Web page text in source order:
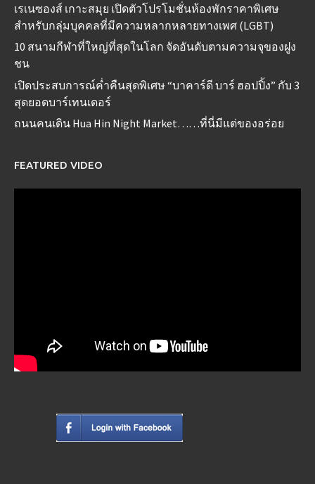
เรเนซองส์ เกาะสมุย เปิดตัวโปรโมชั่นห้องพักราคาพิเศษ
สำหรับกลุ่มบุคคลที่มีความหลากหลายทางเพศ (LGBT)
10 สนามกีฬาที่ใหญ่ที่สุดในโลก จัดอันดับตามความจุของฝูง
ชน
เปิดประสบการณ์ค่ำคืนสุดพิเศษ “บาคาร์ดี บาร์ ฮอปปิ้ง” กับ 3
สุดยอดบาร์เทนเดอร์
ถนนคนเดิน Hua Hin Night Market……ที่นี่มีแต่ของอร่อย
FEATURED VIDEO